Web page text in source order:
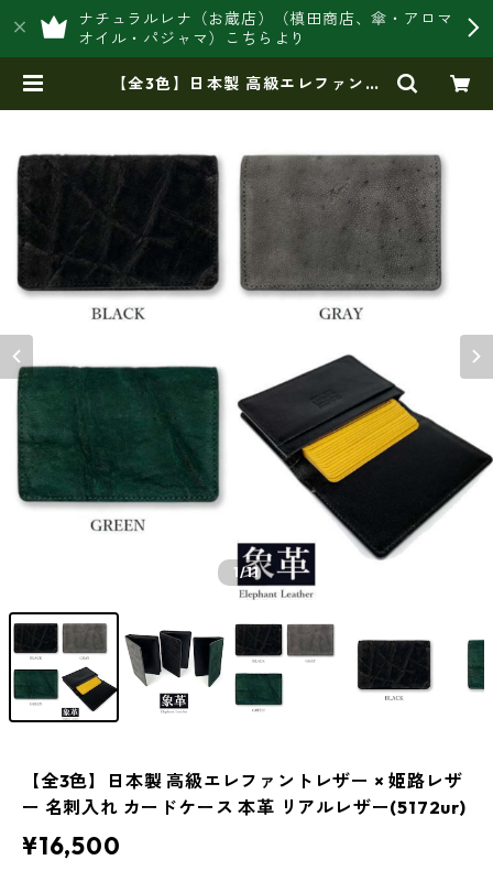
ナチュラルレナ（お蔵店）（槙田商店、傘・アロマ
オイル・パジャマ）こちらより
【全3色】日本製 高級エレファント
売【日本製・バッグ財布 専門店】
レナ ジャパンメイド ショップ
1/11
【全3色】日本製 高級エレファントレザー × 姫路レザ
ー 名刺入れ カードケース 本革 リアルレザー(5172ur)
¥16,500